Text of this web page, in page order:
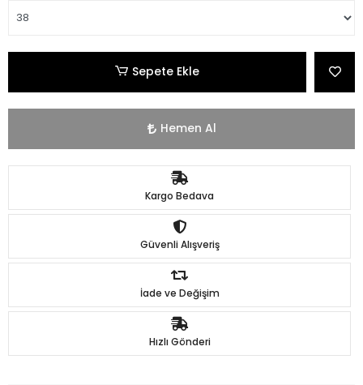
Sepete Ekle
Hemen Al
Kargo Bedava
Güvenli Alışveriş
İade ve Değişim
Hızlı Gönderi